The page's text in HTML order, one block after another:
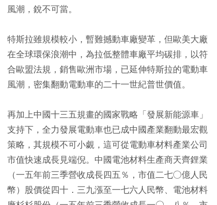
風潮，銳不可當。
特斯拉雖規模較小，暫難撼動車廠變革，但歐美大廠
在全球環保浪潮中，為拉低整體車廠平均碳排，以符
合歐盟法規，銷售歐洲市場，已延伸特斯拉的電動車
風潮，密集翻動電動車的二十一世紀普世價值。
再加上中國十三五規畫的國家戰略「發展新能源車」
支持下，全力發展電動車也已成中國產業翻動最宏觀
策略，其規模不可小覷，這可從電動車材料產業公司
市值快速成長見端倪。中國電池材料生產商天齊鋰業
（一五年前三季營收成長四五％，市值二七○億人民
幣）股價從四十．三九漲至一七六人民幣、電池材料